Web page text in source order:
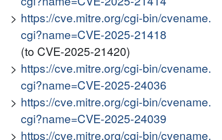
https://cve.mitre.org/cgi-bin/cvename.
cgi?name=CVE-2025-21418
(to CVE-2025-21420)
https://cve.mitre.org/cgi-bin/cvename.
cgi?name=CVE-2025-24036
https://cve.mitre.org/cgi-bin/cvename.
cgi?name=CVE-2025-24039
https://cve.mitre.org/cgi-bin/cvename.